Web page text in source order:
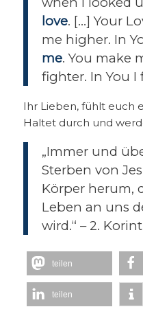
love. […] Your
me higher. In
me. You make
fighter. In You I
Ihr Lieben, fühlt euch
Haltet durch und
„Immer und
Sterben von
Körper herum,
Leben an uns
wird.“ – 2.
teilen
teilen